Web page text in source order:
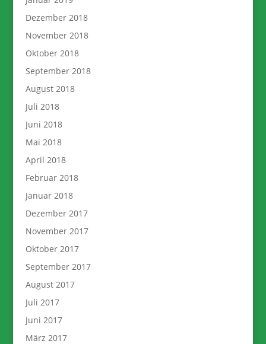
Dezember 2018
November 2018
Oktober 2018
September 2018
August 2018
Juli 2018
Juni 2018
Mai 2018
April 2018
Februar 2018
Januar 2018
Dezember 2017
November 2017
Oktober 2017
September 2017
August 2017
Juli 2017
Juni 2017
März 2017